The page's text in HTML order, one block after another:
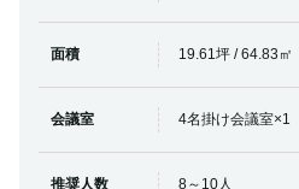
面積 19.61坪 / 64.83㎡
会議室 4名掛け会議室×1
推奨人数 8～10人